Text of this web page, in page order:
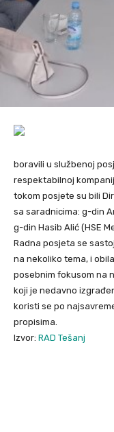
boravili u službenoj
respektabilnoj
tokom posjete su bili
sa saradnicima: g-din
g-din Hasib Alić (HSE
Radna posjeta se
na nekoliko tema, i
posebnim fokusom na
koji je nedavno
koristi se po
propisima.
Izvor: RAD Tešanj